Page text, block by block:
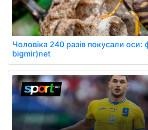
Чоловіка 240 разів покусали оси:
bigmir)net